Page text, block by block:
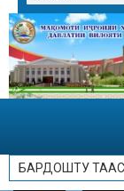
НАВИД